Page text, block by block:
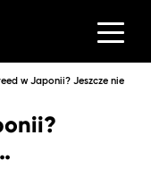
w Japonii? Jeszcze nie